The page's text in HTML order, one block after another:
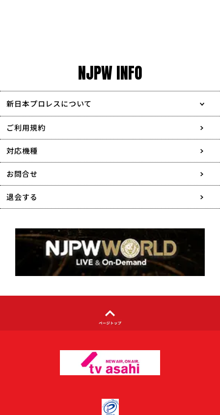
NJPW INFO
新日本プロレスについて
会社情報
採用情報
協賛・広告媒体のご案内
特定商取引に関する表記
著作権について
利用者情報の外部送信について
ご利用規約
対応機種
お問合せ
退会する